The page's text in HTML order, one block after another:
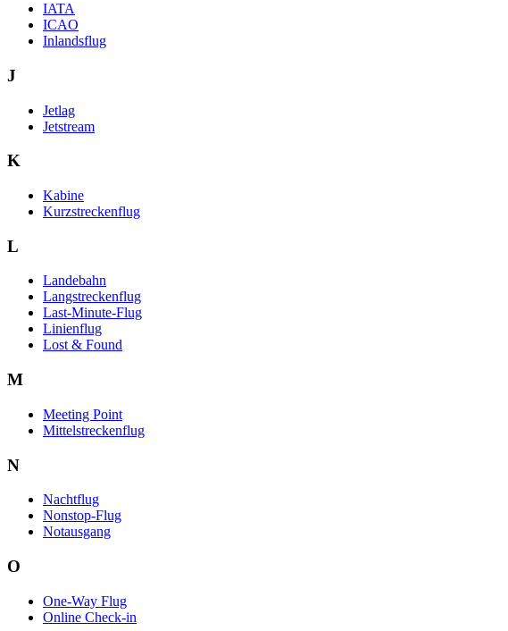
IATA
ICAO
Inlandsflug
J
Jetlag
Jetstream
K
Kabine
Kurzstreckenflug
L
Landebahn
Langstreckenflug
Last-Minute-Flug
Linienflug
Lost & Found
M
Meeting Point
Mittelstreckenflug
N
Nachtflug
Nonstop-Flug
Notausgang
O
One-Way Flug
Online Check-in